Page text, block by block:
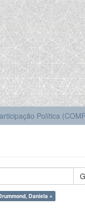
Política
Daniela ×